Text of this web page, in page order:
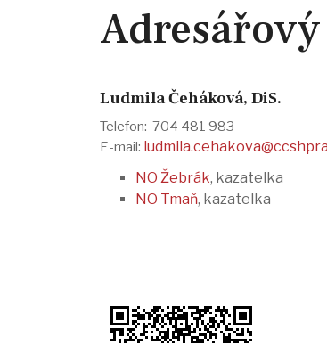
Ludmila Čeháková, DiS.
Telefon: 704 481 983
E-mail:
NO Žebrák, kazatelka
NO Tmaň, kazatelka